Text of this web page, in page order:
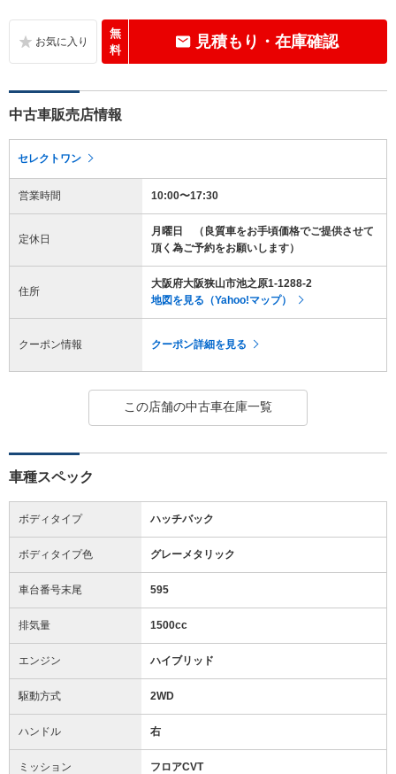
無
料
見積もり・在庫確認
中古車販売店情報
セレクトワン
営業時間 10:00〜17:30
定休日
月曜日 （良質車をお手頃価格でご提供させて
頂く為ご予約をお願いします）
住所
大阪府大阪狭山市池之原1-1288-2
地図を見る（Yahoo!マップ）
クーポン情報 クーポン詳細を見る
この店舗の中古車在庫一覧
車種スペック
ボディタイプ ハッチバック
ボディタイプ色 グレーメタリック
車台番号末尾 595
排気量 1500cc
エンジン ハイブリッド
駆動方式 2WD
ハンドル 右
ミッション フロアCVT